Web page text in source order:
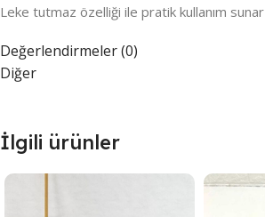
Leke tutmaz özelliği ile pratik kullanım sunar
Değerlendirmeler (0)
Diğer
İlgili ürünler